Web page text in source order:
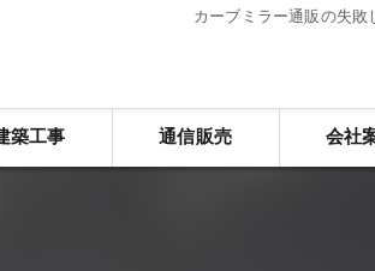
カーブミラー通販の失
築工事 通信販売 会社